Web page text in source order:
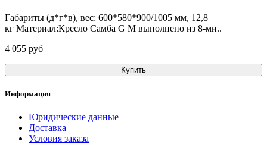
Габариты (д*г*в), вес: 600*580*900/1005 мм, 12,8
кг Материал:Кресло Самба G М выполнено из 8-ми..
4 055 pуб
Купить
Информация
Юридические данные
Доставка
Условия заказа